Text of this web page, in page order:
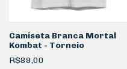
Camiseta Branca Mortal
Kombat - Torneio
R$89,00